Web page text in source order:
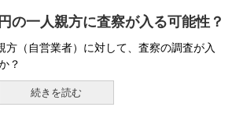
の一人親方に査察が入る可能性？
方（自営業者）に対して、査察の調査が入
？
続きを読む